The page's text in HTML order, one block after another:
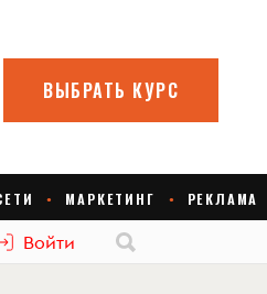
Войти